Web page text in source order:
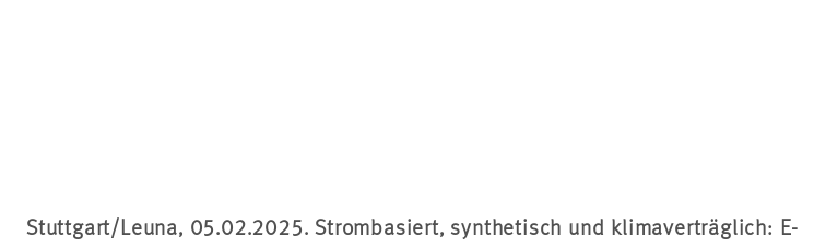
Stuttgart/Leuna, 05.02.2025. Strombasiert, synthetisch und klimaverträglich: E-